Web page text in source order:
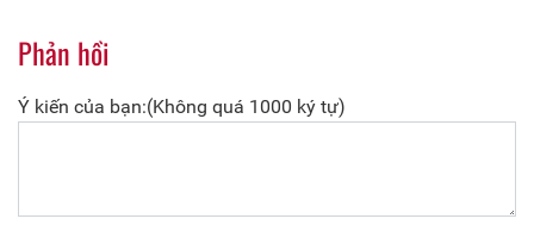
Phản hồi
Ý kiến của bạn:(Không quá 1000 ký tự)